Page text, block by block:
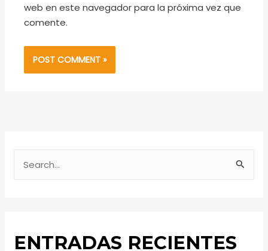
web en este navegador para la próxima vez que
comente.
c
ENTRADAS RECIENTES